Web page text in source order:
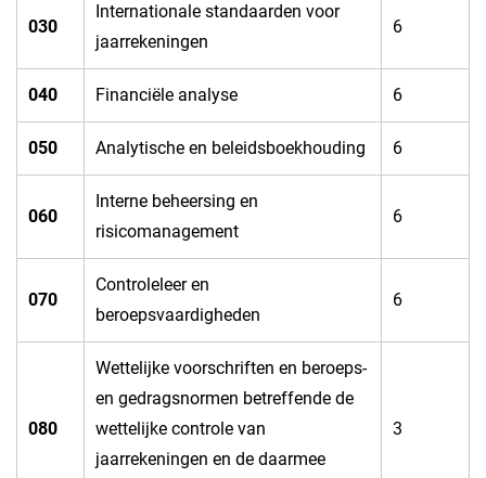
​030
​Internationale standaarden voor
jaarrekeningen
​6
​040 ​Financiële analyse ​6
​050 ​Analytische en beleidsboekhouding ​6
​060
​Interne beheersing en
risicomanagement
​6
070​
​Controleleer en
beroepsvaardigheden
​6
080​
​Wettelijke voorschriften en beroeps-
en gedragsnormen betreffende de
wettelijke controle van
jaarrekeningen en de daarmee
​3